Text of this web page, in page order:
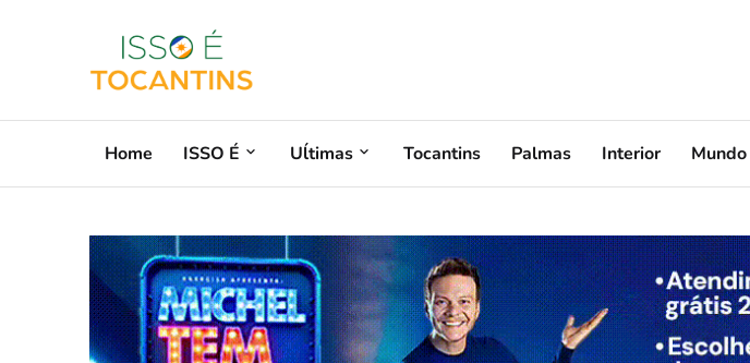
Home ISSO É Uĺtimas Tocantins Palmas Interior Mundo